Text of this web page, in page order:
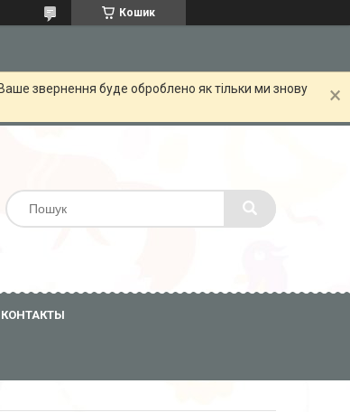
Кошик
звернення буде оброблено як тільки ми знову
КОНТАКТЫ